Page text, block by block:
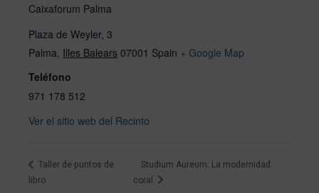
Caixaforum Palma
Plaza de Weyler, 3
Palma, Illes Balears 07001 Spain + Google Map
Teléfono
971 178 512
Ver el sitio web del Recinto
Taller de puntos de
libro
Studium Aureum: La modernidad
coral